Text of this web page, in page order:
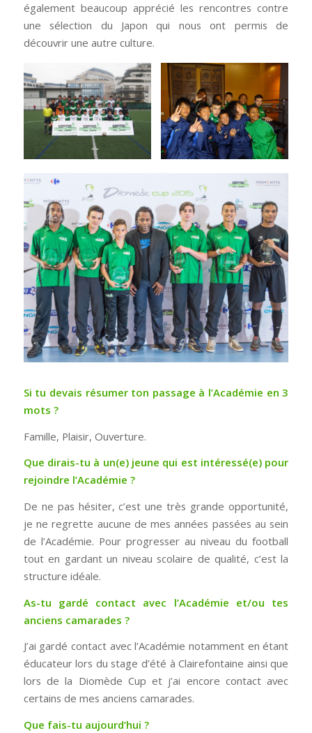
également beaucoup apprécié les rencontres contre
une sélection du Japon qui nous ont permis de
découvrir une autre culture.
Si tu devais résumer ton passage à l’Académie en 3
mots ?
Famille, Plaisir, Ouverture.
Que dirais-tu à un(e) jeune qui est intéressé(e) pour
rejoindre l’Académie ?
De ne pas hésiter, c’est une très grande opportunité,
je ne regrette aucune de mes années passées au sein
de l’Académie. Pour progresser au niveau du football
tout en gardant un niveau scolaire de qualité, c’est la
structure idéale.
As-tu gardé contact avec l’Académie et/ou tes
anciens camarades ?
J’ai gardé contact avec l’Académie notamment en étant
éducateur lors du stage d’été à Clairefontaine ainsi que
lors de la Diomède Cup et j’ai encore contact avec
certains de mes anciens camarades.
Que fais-tu aujourd’hui ?